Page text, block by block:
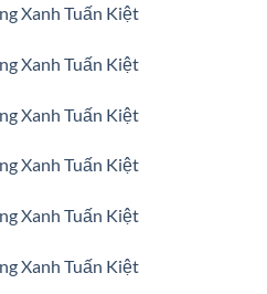
Xanh Tuấn Kiệt
Xanh Tuấn Kiệt
Xanh Tuấn Kiệt
Xanh Tuấn Kiệt
Xanh Tuấn Kiệt
Xanh Tuấn Kiệt